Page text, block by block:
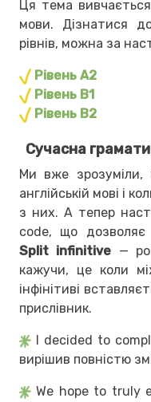
Ця тема вивчається
мови. Дізнатися
рівнів, можна за
Рівень А2
Рівень В1
Рівень В2
Сучасна
Ми вже зрозуміли,
англійській мові і
з них. А тепер
code, що дозволяє
Split infinitive —
кажучи, це коли
інфінітиві
прислівник.
I decided to
вирішив повністю
We hope to truly